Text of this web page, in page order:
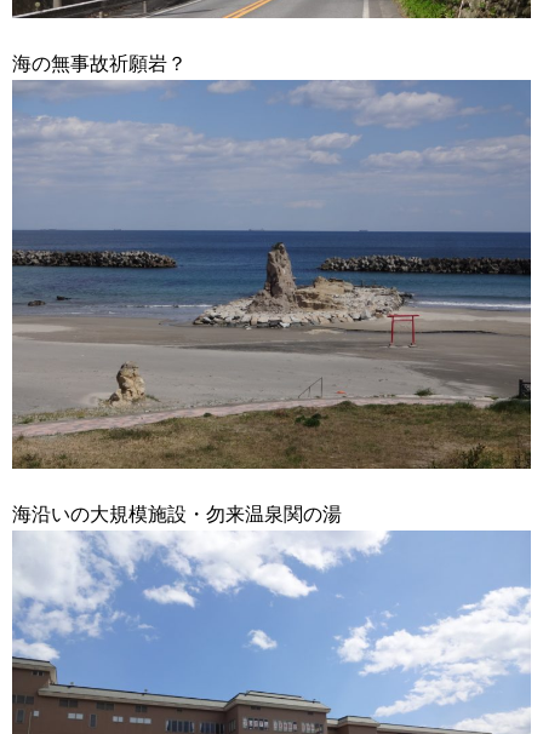
海の無事故祈願岩？
海沿いの大規模施設・勿来温泉関の湯